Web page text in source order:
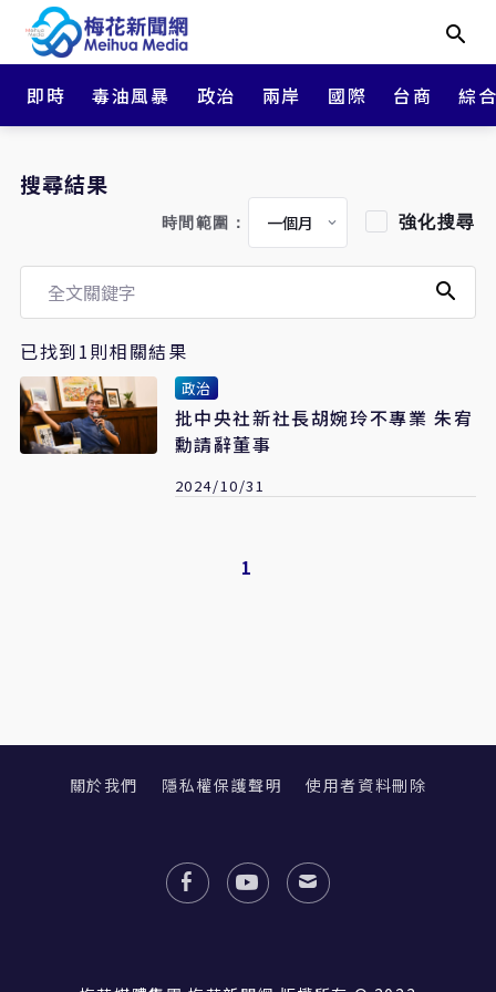
即時 毒油風暴 政治 兩岸 國際 台商 綜
搜尋結果
時間範圍： 強化搜尋
已找到1則相關結果
政治
批中央社新社長胡婉玲不專業 朱宥
勳請辭董事
2024/10/31
1
關於我們 隱私權保護聲明 使用者資料刪除